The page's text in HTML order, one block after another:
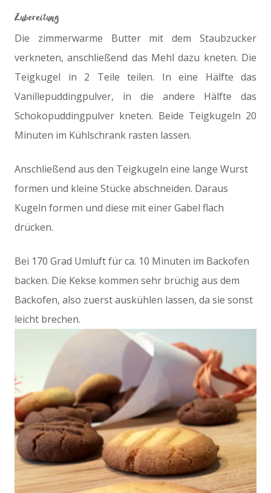
Zubereitung
Die zimmerwarme Butter mit dem Staubzucker
verkneten, anschließend das Mehl dazu kneten. Die
Teigkugel in 2 Teile teilen. In eine Hälfte das
Vanillepuddingpulver, in die andere Hälfte das
Schokopuddingpulver kneten. Beide Teigkugeln 20
Minuten im Kühlschrank rasten lassen.
Anschließend aus den Teigkugeln eine lange Wurst
formen und kleine Stücke abschneiden. Daraus
Kugeln formen und diese mit einer Gabel flach
drücken.
Bei 170 Grad Umluft für ca. 10 Minuten im Backofen
backen. Die Kekse kommen sehr brüchig aus dem
Backofen, also zuerst auskühlen lassen, da sie sonst
leicht brechen.